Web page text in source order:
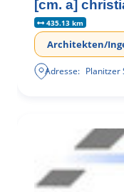
[cm. a]
435.13 km
Architekten/
Adresse: Planitzer